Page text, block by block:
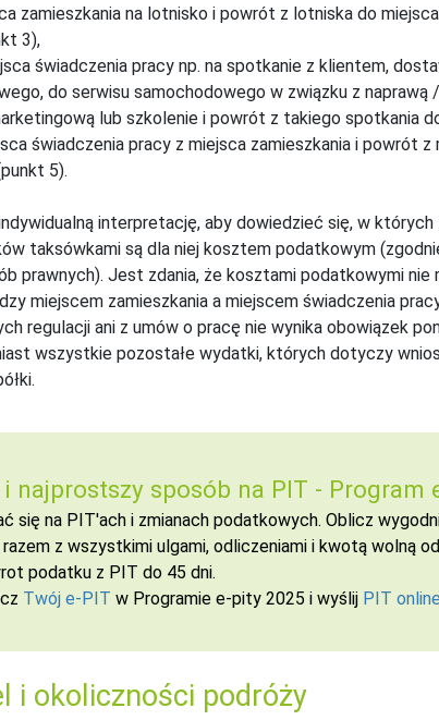
zamieszkania na lotnisko i powrót z lotniska do
3),
świadczenia pracy np. na spotkanie z klientem,
do serwisu samochodowego w związku z naprawą
lub szkolenie i powrót z takiego spotkania
świadczenia pracy z miejsca zamieszkania i powrót
5).
interpretację, aby dowiedzieć się, w
taksówkami są dla niej kosztem podatkowym
prawnych). Jest zdania, że kosztami podatkowymi nie
miejscem zamieszkania a miejscem świadczenia
regulacji ani z umów o pracę nie wynika obowiązek
wszystkie pozostałe wydatki, których dotyczy
najprostszy sposób na PIT - Program
się na PIT'ach i zmianach podatkowych. Oblicz
z wszystkimi ulgami, odliczeniami i kwotą wolną
podatku z PIT do 45 dni.
Twój e-PIT w Programie e-pity 2025 i wyślij PIT online
i okoliczności podróży